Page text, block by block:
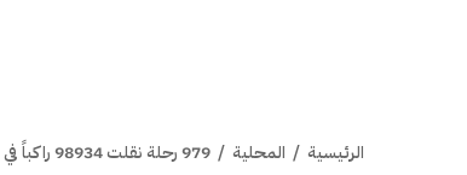
الرئيسية / المحلية / 979 رحلة نقلت 98934 راكباً في المطار خلال 9 أيام